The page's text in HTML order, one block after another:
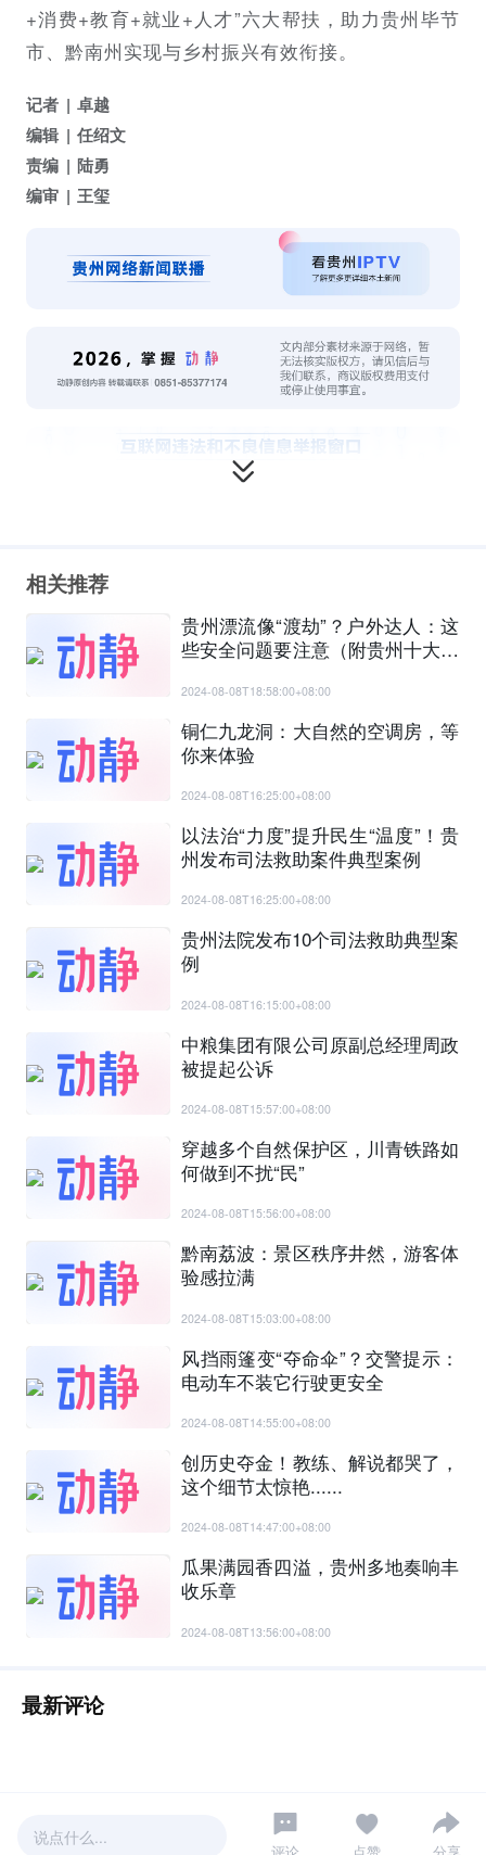
+消费+教育+就业+人才”六大帮扶，助力贵州毕节
市、黔南州实现与乡村振兴有效衔接。
记者
卓越
编辑
任绍文
责编
陆勇
编审
王玺
说点什么...
评论 点赞
相关推荐
贵州漂流像“渡劫”？户外达人：这
些安全问题要注意（附贵州十大漂
2024-08-08T18:58:00+08:00
铜仁九龙洞：大自然的空调房，等
你来体验
2024-08-08T16:25:00+08:00
以法治“力度”提升民生“温度”！贵
州发布司法救助案件典型案例
2024-08-08T16:25:00+08:00
贵州法院发布10个司法救助典型案
例
2024-08-08T16:15:00+08:00
中粮集团有限公司原副总经理周政
被提起公诉
2024-08-08T15:57:00+08:00
穿越多个自然保护区，川青铁路如
何做到不扰“民”
2024-08-08T15:56:00+08:00
黔南荔波：景区秩序井然，游客体
验感拉满
2024-08-08T15:03:00+08:00
风挡雨篷变“夺命伞”？交警提示：
电动车不装它行驶更安全
2024-08-08T14:55:00+08:00
创历史夺金！教练、解说都哭了，
这个细节太惊艳......
2024-08-08T14:47:00+08:00
瓜果满园香四溢，贵州多地奏响丰
收乐章
2024-08-08T13:56:00+08:00
最新评论